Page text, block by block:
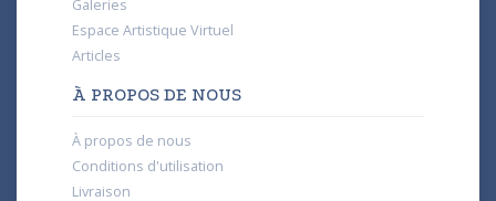
Galeries
Espace Artistique Virtuel
Articles
À PROPOS DE NOUS
À propos de nous
Conditions d'utilisation
Livraison